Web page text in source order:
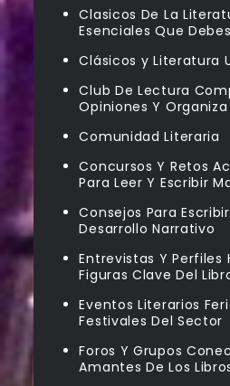
Clasicos De La
Esenciales Que
Clásicos y Literatura
Club De Lectura
Opiniones Y
Comunidad Literaria
Concursos Y Retos
Para Leer Y Escribir
Consejos Para
Desarrollo Narrativo
Entrevistas Y Perfiles
Figuras Clave Del
Eventos Literarios
Festivales Del Sector
Foros Y Grupos
Amantes De Los